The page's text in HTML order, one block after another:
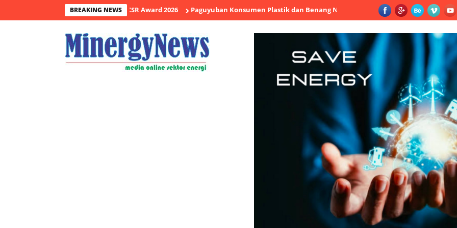
BREAKING NEWS
Raih Penghargaan CSR Award 2026 Paguyuban Konsumen Plastik dan Benang Nusantara: Jangan Naikkan Harga Bahan